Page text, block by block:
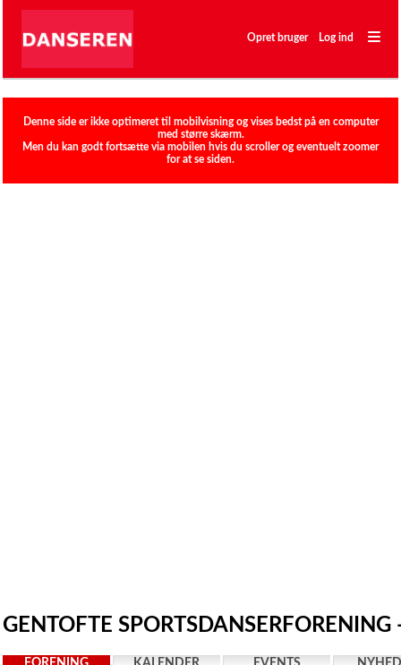
―
―
―
Opret bruger Log ind
Denne side er ikke optimeret til mobilvisning og vises bedst på en computer
med større skærm.
Men du kan godt fortsætte via mobilen hvis du scroller og eventuelt zoomer
for at se siden.
GENTOFTE SPORTSDANSERFORENING